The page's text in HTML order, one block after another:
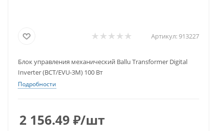
Артикул:913227
Блок управления механический Ballu Transformer Digital
Inverter (BCT/EVU-3M) 100 Вт
Подробности
2 156.49 ₽/шт